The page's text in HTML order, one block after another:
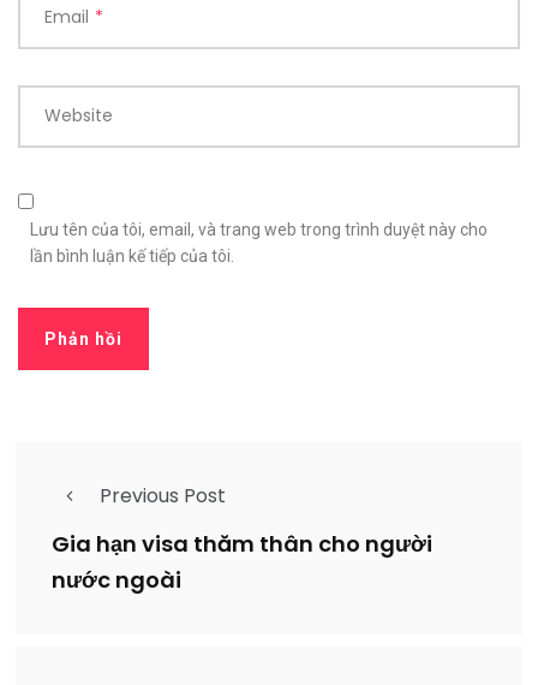
Email *
Website
Lưu tên của tôi, email, và trang web trong trình duyệt này cho
lần bình luận kế tiếp của tôi.
Previous Post
Gia hạn visa thăm thân cho người
nước ngoài